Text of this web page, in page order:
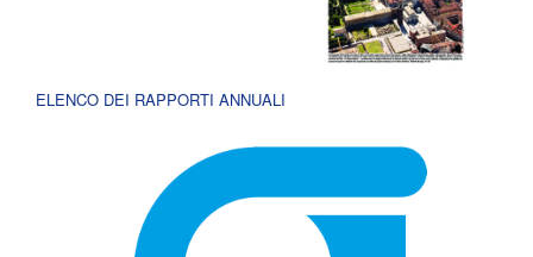
ELENCO DEI RAPPORTI ANNUALI